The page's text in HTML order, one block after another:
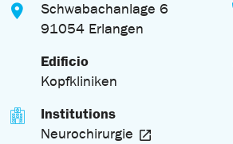
Schwabachanlage 6
91054 Erlangen
Edificio
Kopfkliniken
Institutions
Neurochirurgie